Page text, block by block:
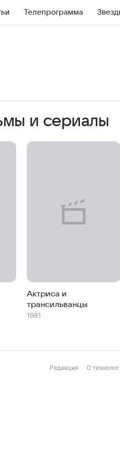
Телепрограмма
и сериалы
Актриса и
трансильванцы
1981
Редакция О